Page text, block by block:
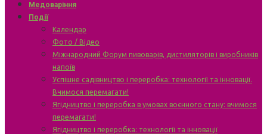
Медоваріння
Події
Календар
Фото / Відео
Міжнародний Форум пивоварів, дистиляторів і виробників
напоїв
Успішне садівництво і переробка: технології та інновації.
Вчимося перемагати!
Ягідництво і переробка в умовах воєнного стану: вчимося
перемагати!
Ягідництво і переробка: технології та інновації